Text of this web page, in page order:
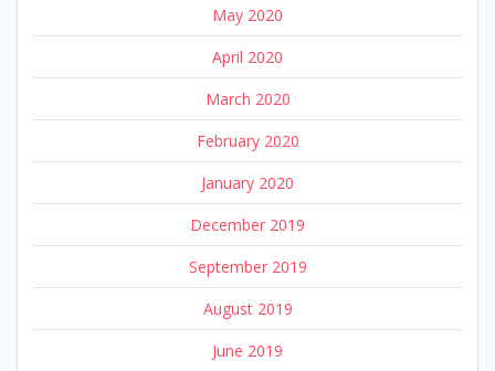
May 2020
April 2020
March 2020
February 2020
January 2020
December 2019
September 2019
August 2019
June 2019